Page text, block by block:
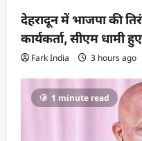
देहरादून में भाजपा की
कार्यकर्ता, सीएम धामी
Fark India 3 hours ago
1 minute read